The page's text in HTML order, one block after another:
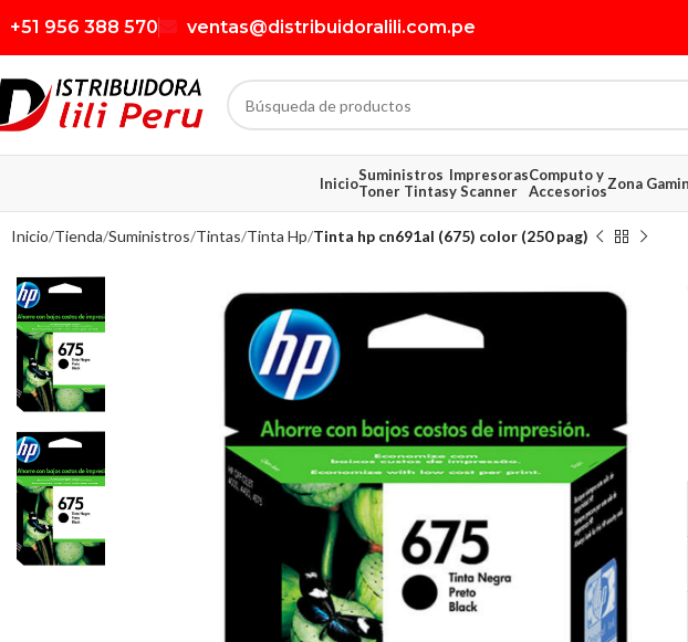
+51 956 388 570 ventas@distribuidoralili.com.pe
InicioSuministros
Toner Tintas
Impresoras
y Scanner
Computo y
AccesoriosZona
Inicio Tienda Suministros Tintas Tinta Hp Tinta hp cn691al (675) color (250 pag)
$ 27.83
$ 25.17